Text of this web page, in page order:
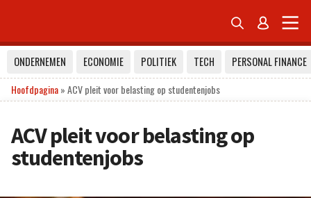
 
ONDERNEMEN ECONOMIE POLITIEK TECH
PERSONAL FINANCE
Hoofdpagina»ACV pleit voor belasting op studentenjobs
ACV pleit voor belasting op
studentenjobs